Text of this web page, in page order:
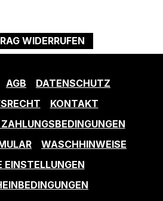
WIDERRUFEN
AGB
DATENSCHUTZ
KONTAKT
WASCHHINWEISE
EINSTELLUNGEN